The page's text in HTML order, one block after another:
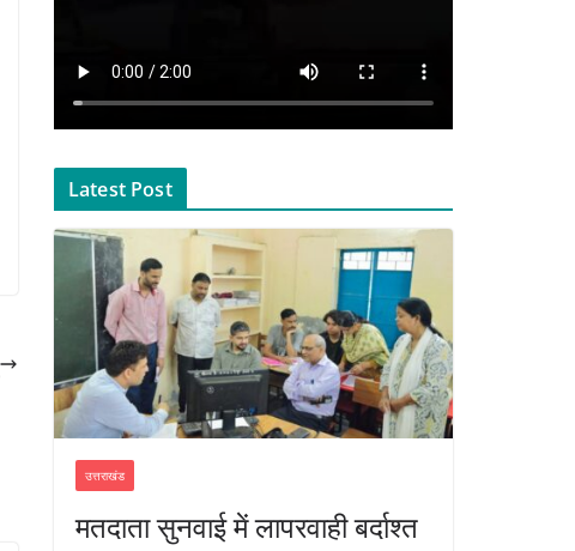
Latest Post
उत्तराखंड
मतदाता सुनवाई में लापरवाही बर्दाश्त